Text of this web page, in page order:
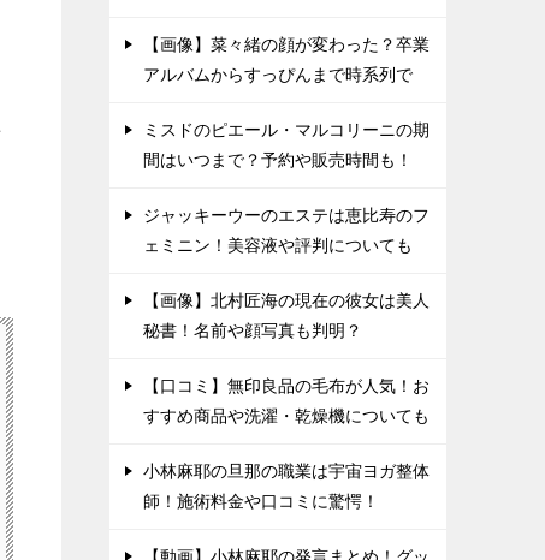
【画像】菜々緒の顔が変わった？卒業
アルバムからすっぴんまで時系列で
ミスドのピエール・マルコリーニの期
間はいつまで？予約や販売時間も！
ジャッキーウーのエステは恵比寿のフ
ェミニン！美容液や評判についても
【画像】北村匠海の現在の彼女は美人
秘書！名前や顔写真も判明？
【口コミ】無印良品の毛布が人気！お
すすめ商品や洗濯・乾燥機についても
小林麻耶の旦那の職業は宇宙ヨガ整体
師！施術料金や口コミに驚愕！